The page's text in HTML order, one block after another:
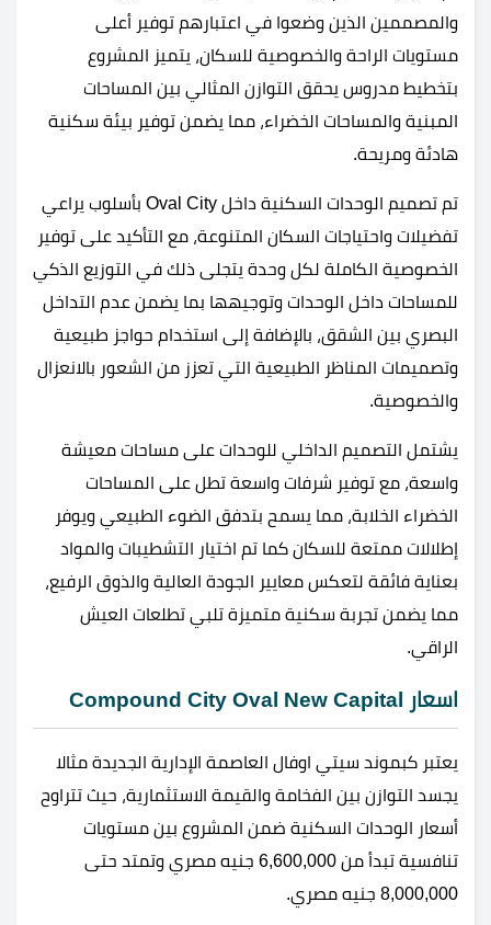
والمصممين الذين وضعوا في اعتبارهم توفير أعلى
مستويات الراحة والخصوصية للسكان، يتميز المشروع
بتخطيط مدروس يحقق التوازن المثالي بين المساحات
المبنية والمساحات الخضراء، مما يضمن توفير بيئة سكنية
هادئة ومريحة.
تم تصميم الوحدات السكنية داخل Oval City بأسلوب يراعي
تفضيلات واحتياجات السكان المتنوعة، مع التأكيد على توفير
الخصوصية الكاملة لكل وحدة يتجلى ذلك في التوزيع الذكي
للمساحات داخل الوحدات وتوجيهها بما يضمن عدم التداخل
البصري بين الشقق، بالإضافة إلى استخدام حواجز طبيعية
وتصميمات المناظر الطبيعية التي تعزز من الشعور بالانعزال
والخصوصية.
يشتمل التصميم الداخلي للوحدات على مساحات معيشة
واسعة، مع توفير شرفات واسعة تطل على المساحات
الخضراء الخلابة، مما يسمح بتدفق الضوء الطبيعي ويوفر
إطلالات ممتعة للسكان كما تم اختيار التشطيبات والمواد
بعناية فائقة لتعكس معايير الجودة العالية والذوق الرفيع،
مما يضمن تجربة سكنية متميزة تلبي تطلعات العيش
الراقي.
اسعار Compound City Oval New Capital
يعتبر كبموند سيتي اوفال العاصمة الإدارية الجديدة مثالا
يجسد التوازن بين الفخامة والقيمة الاستثمارية، حيث تتراوح
أسعار الوحدات السكنية ضمن المشروع بين مستويات
تنافسية تبدأ من 6,600,000 جنيه مصري وتمتد حتى
8,000,000 جنيه مصري.